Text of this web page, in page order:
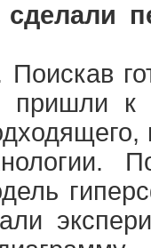
Поискав
к